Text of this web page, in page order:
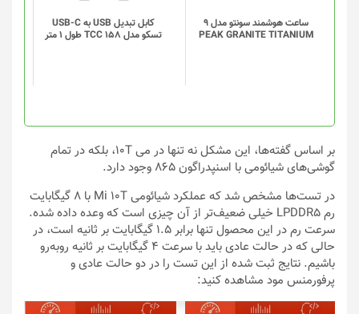
ساعت هوشمند سونتو مدل 9
PEAK GRANITE TITANIUM
گزینه
ها
محصول
انتخاب
شوند
کابل تبدیل USB به USB-C
تسکو مدل TCC 158 طول 1 متر
بر اساس گفته‌ها، این مشکل نه تنها در می 10T، بلکه در تمام
گوشی‌های شیائومی با اسنپدراگون 865 وجود دارد.
در تست‌ها مشخص شد که عملکرد شیائومی Mi 10T با 8 گیگابایت
رم LPDDR5 خیلی ضعیف‌تر از آن چیزی است که وعده داده شده.
سرعت رم در این محصول تنها برابر 1.5 گیگابایت بر ثانیه است، در
حالی که در حالت عادی باید با سرعت 4 گیگابایت بر ثانیه روبه‌رو
باشیم. نتایج ثبت شده از این تست را در دو حالت عادی و
پرفورمنس مود مشاهده کنید: